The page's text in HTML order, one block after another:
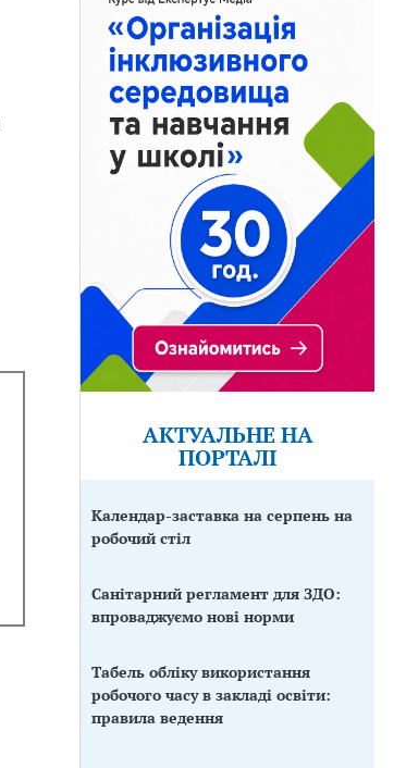
АКТУАЛЬНЕ НА
ПОРТАЛІ
Календар-заставка на серпень на
робочий стіл
Санітарний регламент для ЗДО:
впроваджуємо нові норми
Табель обліку використання
робочого часу в закладі освіти:
правила ведення